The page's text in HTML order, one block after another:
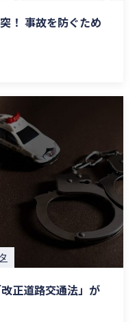
！ 事故を防ぐため
正道路交通法」が